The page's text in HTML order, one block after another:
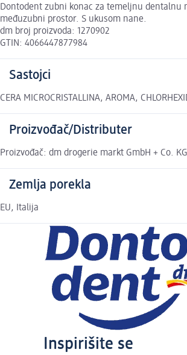
Dontodent zubni konac za temeljnu dentalnu
međuzubni prostor. S ukusom nane.
dm broj proizvoda: 1270902
GTIN: 4066447877984
Sastojci
CERA MICROCRISTALLINA, AROMA,
Proizvođač/Distributer
Proizvođač: dm drogerie markt GmbH + Co.
Zemlja porekla
EU, Italija
Inspirišite se